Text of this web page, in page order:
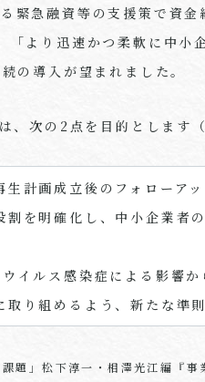
緊急融資等の支援策で資
より迅速かつ柔軟に中小
の導入が望まれました。
、次の2点を目的とします
計画成立後のフォローアッ
を明確化し、中小企業者
イルス感染症による影響か
り組めるよう、新たな準
題」松下淳一・相澤光江編『